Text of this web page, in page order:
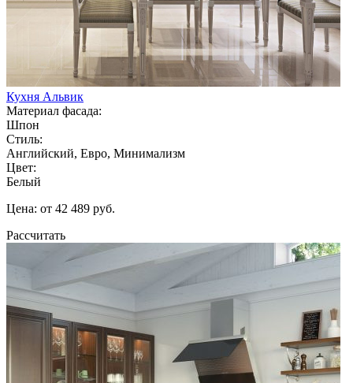
Кухня Альвик
Материал фасада:
Шпон
Стиль:
Английский, Евро, Минимализм
Цвет:
Белый
Цена: от 42 489 руб.
Рассчитать